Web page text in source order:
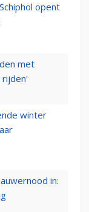
opent
met
rijden'
winter
in: